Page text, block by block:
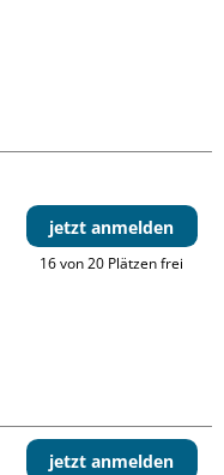
jetzt anmelden
16 von 20 Plätzen frei
jetzt anmelden